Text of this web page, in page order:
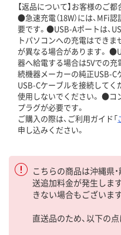
【返品について】お客様のご
●急速充電（18W）には、MFi
要です。●USB-Aポートは、
トパソコンへの充電はでき
が異なる場合があります。
器へ給電する場合は5Vでの
続機器メーカーの純正USB-C
USB-Cケーブルを接続してく
使用しないでください。 ●コ
プラグが必要です。
ご購入の際は、ご利用ガイド「
申し込みください。
こちらの商品は沖縄県
送追加料金が発生しま
きない場合もございま
直送品のため、以下の